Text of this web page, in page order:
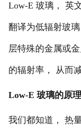
Low-E 玻璃， 英
翻译为低辐射玻
层特殊的金属或
的辐射率， 从而
Low-E 玻璃的原理
我们都知道， 热